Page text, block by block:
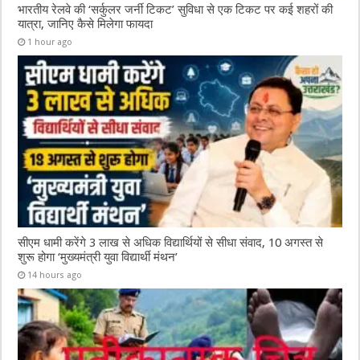
भारतीय रेलवे की ‘सर्कुलर जर्नी टिकट’ सुविधा से एक टिकट पर कई शहरों की
यात्रा, जानिए कैसे मिलेगा फायदा
1 hour ago
सीएम धामी करेंगे 3 लाख से अधिक विद्यार्थियों से सीधा संवाद, 10 अगस्त से
शुरू होगा ‘मुख्यमंत्री युवा विद्यार्थी मंथन’
14 hours ago